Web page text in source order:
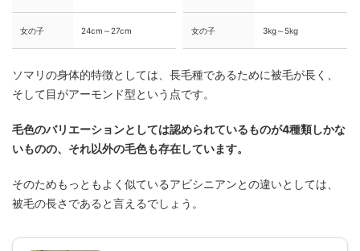
女の子 24cm～27cm 女の子 3kg～5kg
ソマリの身体的特徴としては、長毛種であるために被毛が長く、
そして目がアーモンド型という点です。
毛色のバリエーションとしては認められているものが4種類しかな
いものの、それ以外の毛色も存在しています。
そのためもっともよく似ているアビシニアンとの違いとしては、
被毛の長さであると言えるでしょう。